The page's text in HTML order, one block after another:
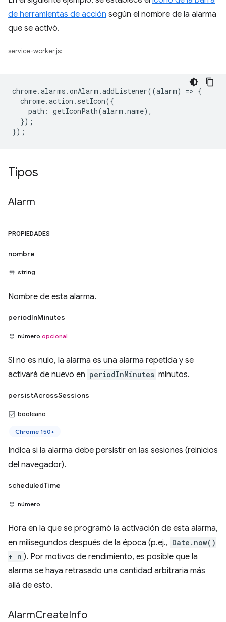
de herramientas de acción según el nombre de la alarma
que se activó.
service-worker.js:
chrome.alarms .onAlarm .addListener((alarm) => {
chrome.action . setIcon({
path : getIconPath(alarm .name),
});
});
Tipos
Alarm
PROPIEDADES
nombre
string
Nombre de esta alarma.
periodInMinutes
número opcional
Si no es nulo, la alarma es una alarma repetida y se
activará de nuevo en periodInMinutes minutos.
persistAcrossSessions
booleano
Chrome 150+
Indica si la alarma debe persistir en las sesiones (reinicios
del navegador).
scheduledTime
número
Hora en la que se programó la activación de esta alarma,
en milisegundos después de la época (p.ej., Date.now()
+ n ). Por motivos de rendimiento, es posible que la
alarma se haya retrasado una cantidad arbitraria más
allá de esto.
AlarmCreateInfo